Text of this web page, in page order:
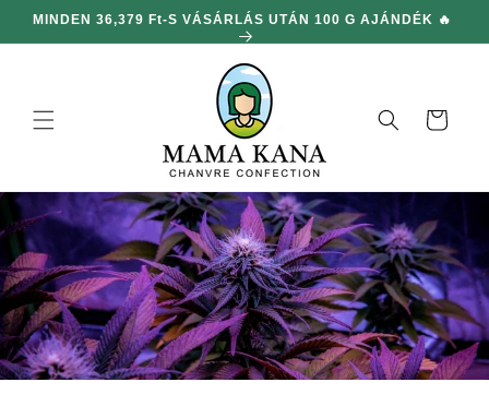
hagyni és
MINDEN 36,379 Ft-S VÁSÁRLÁS UTÁN 100 G AJÁNDÉK 🔥
Kosár